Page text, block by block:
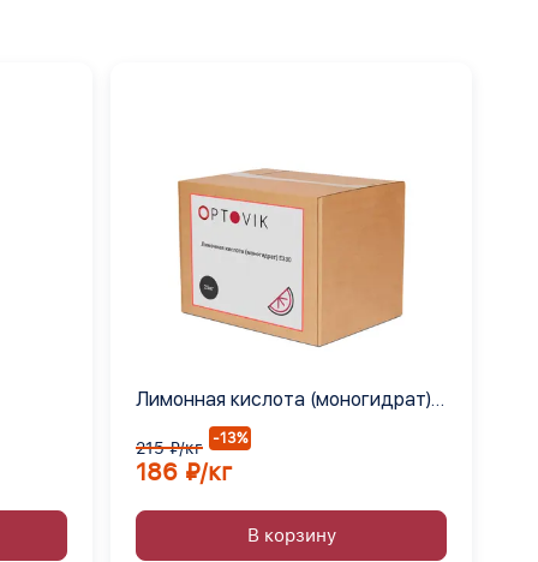
Лимонная кислота (моногидрат)
215 ₽/кг -13%
186 ₽/кг
В корзину